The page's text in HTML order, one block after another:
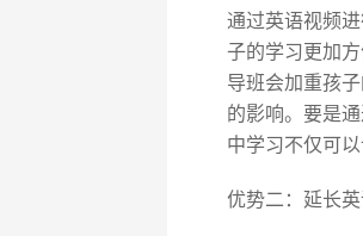
通过英语视频
子的学习更加
导班会加重孩
的影响。要是
中学习不仅可
优势二：延长英